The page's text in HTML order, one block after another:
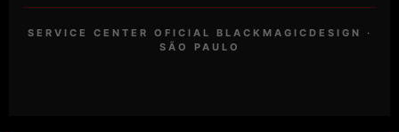
SERVICE CENTER OFICIAL BLACKMAGICDESIGN ·
SÃO PAULO